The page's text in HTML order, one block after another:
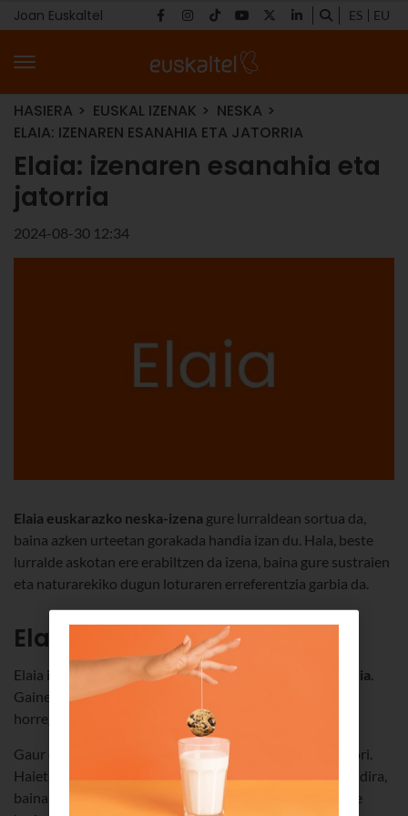
Joan Euskaltel ES EU
HASIERA EUSKAL IZENAK
NESKA
ELAIA: IZENAREN ESANAHIA ETA JATORRIA
Elaia: izenaren esanahia eta
jatorria
2024-08-30 12:34
Elaia euskarazko neska-izena gure lurraldean sortua da,
baina azken urteetan gorakada handia izan du. Hala, beste
lurralde askotan ere erabiltzen da izena, baina gure sustraien
eta naturarekiko dugun loturaren erreferentzia garbia da.
Elaia izenaren jatorria
Elaia izenak gure kulturan eta gure iraganean du jatorria.
Gainera, konnotazio positibo ugari ditu; hain zuzen,
horregatik zabaldu da hainbeste izena.
Gaur egun, 1.400 neskatokbaino gehiagok dute izen hori.
Haietatik gehienak Araban, Bizkaian eta Gipuzkoan bizi dira,
baina Iberiar penintsulako beste eskualde batzuetan ere